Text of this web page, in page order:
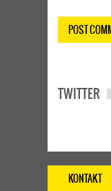
TWITTER
KONTAKT